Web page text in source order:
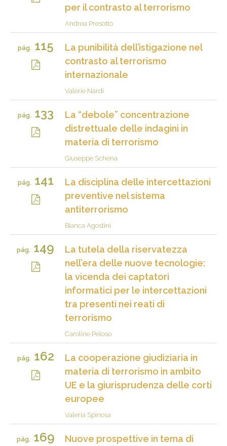
per il contrasto al terrorismo
Andrea Presotto
pág.115
La punibilità dell’istigazione nel
contrasto al terrorismo
internazionale
Valèrie Nardi
pág.133
La “debole” concentrazione
distrettuale delle indagini in
materia di terrorismo
Giuseppe Schena
pág.141
La disciplina delle intercettazioni
preventive nel sistema
antiterrorismo
Bianca Agostini
pág. 149
La tutela della riservatezza
nell’era delle nuove tecnologie:
la vicenda dei captatori
informatici per le intercettazioni
tra presenti nei reati di
terrorismo
Caroline Peloso
pág.162
La cooperazione giudiziaria in
materia di terrorismo in ambito
UE e la giurisprudenza delle corti
europee
Valeria Spinosa
pág.169
Nuove prospettive in tema di